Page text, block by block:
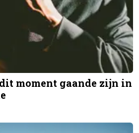
moment gaande zijn in